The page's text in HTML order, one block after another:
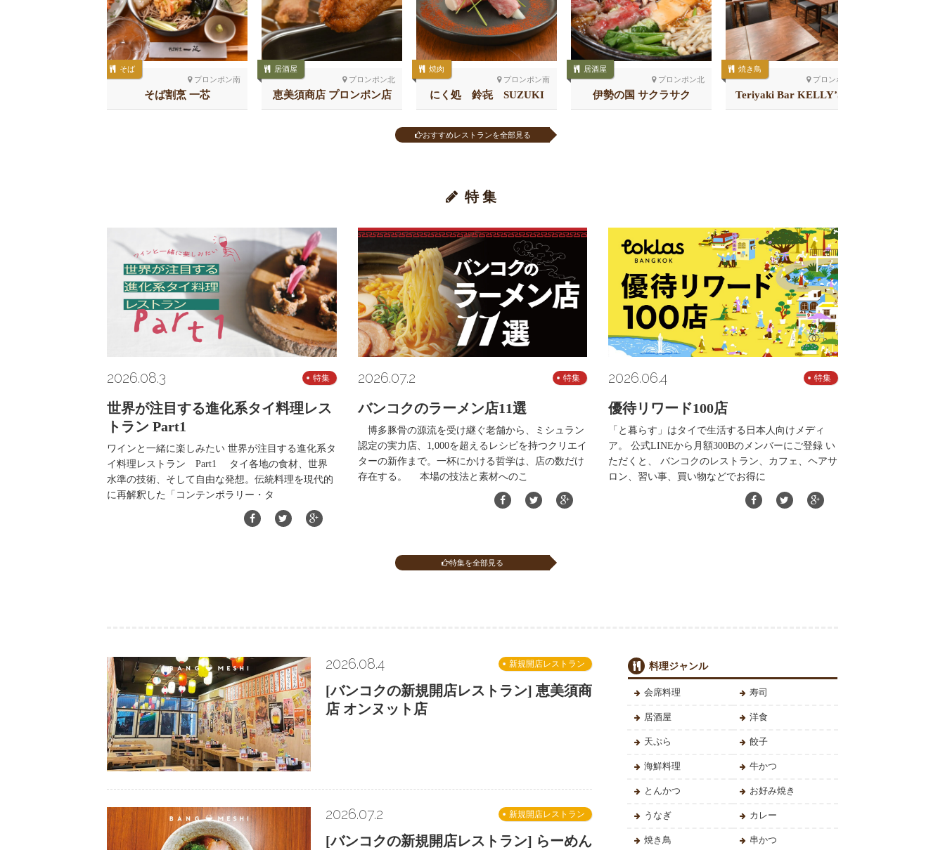
プロンポン南
そば
そば割烹 一芯
プロンポン北
居酒屋
恵美須商店 プロンポン店
プロンポン南
焼肉
にく処 鈴㐂 SUZUKI
プロンポン北
居酒屋
伊勢の国 サクラサク
プロンポン北
焼き鳥
Teriyaki Bar KELLY’S 41
店
おすすめレストランを全部見る
特集
2026.08.3 特集
世界が注目する進化系タイ料理レス
トラン Part1
ワインと一緒に楽しみたい 世界が注目する進化系タ
イ料理レストラン Part1 タイ各地の食材、世界
水準の技術、そして自由な発想。伝統料理を現代的
に再解釈した「コンテンポラリー・タ
2026.07.2 特集
バンコクのラーメン店11選
博多豚骨の源流を受け継ぐ老舗から、ミシュラン
認定の実力店、1,000を超えるレシピを持つクリエイ
ターの新作まで。一杯にかける哲学は、店の数だけ
存在する。 本場の技法と素材へのこ
2026.06.4 特集
優待リワード100店
「と暮らす」はタイで生活する日本人向けメディ
ア。 公式LINEから月額300Bのメンバーにご登録 い
ただくと、 バンコクのレストラン、カフェ、ヘアサ
ロン、習い事、買い物などでお得に
特集を全部見る
料理ジャンル
会席料理 寿司
居酒屋 洋食
天ぷら 餃子
海鮮料理 牛かつ
とんかつ お好み焼き
うなぎ カレー
焼き鳥 串かつ
新規開店レストラン
2026.08.4
[バンコクの新規開店レストラン] 恵美須商
店 オンヌット店
新規開店レストラン
2026.07.2
[バンコクの新規開店レストラン] らーめん